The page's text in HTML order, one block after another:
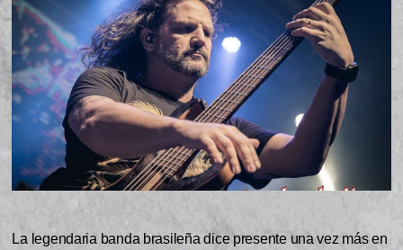
La legendaria banda brasileña dice presente una vez más en